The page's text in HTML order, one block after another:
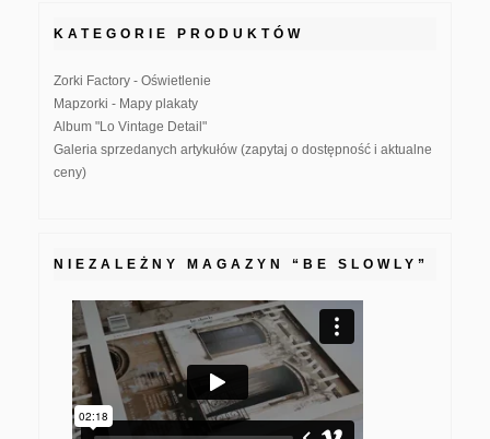
KATEGORIE PRODUKTÓW
Zorki Factory - Oświetlenie
Mapzorki - Mapy plakaty
Album "Lo Vintage Detail"
Galeria sprzedanych artykułów (zapytaj o dostępność i aktualne
ceny)
NIEZALEŻNY MAGAZYN “BE SLOWLY”